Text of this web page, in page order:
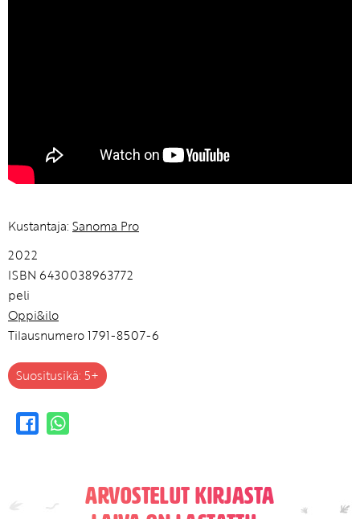
Kustantaja: Sanoma Pro
2022
ISBN 6430038963772
peli
Oppi&ilo
Tilausnumero 1791-8507-6
Suositusikä: 5+
Arvostelut kirjasta